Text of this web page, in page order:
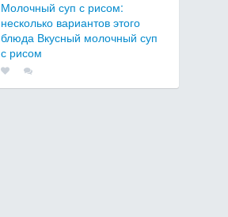
Молочный суп с рисом:
несколько вариантов этого
блюда Вкусный молочный суп
с рисом